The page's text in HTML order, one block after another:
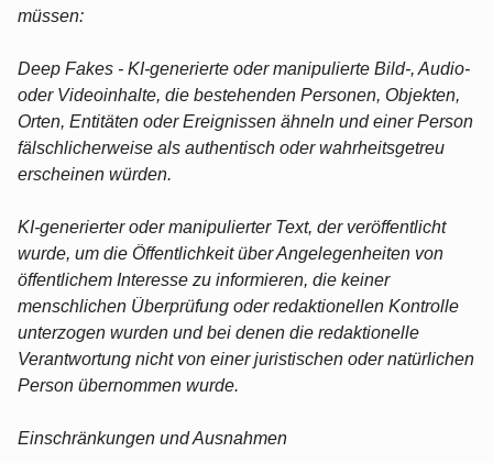
müssen:
Deep Fakes - KI-generierte oder manipulierte Bild-, Audio-
oder Videoinhalte, die bestehenden Personen, Objekten,
Orten, Entitäten oder Ereignissen ähneln und einer Person
fälschlicherweise als authentisch oder wahrheitsgetreu
erscheinen würden.
KI-generierter oder manipulierter Text, der veröffentlicht
wurde, um die Öffentlichkeit über Angelegenheiten von
öffentlichem Interesse zu informieren, die keiner
menschlichen Überprüfung oder redaktionellen Kontrolle
unterzogen wurden und bei denen die redaktionelle
Verantwortung nicht von einer juristischen oder natürlichen
Person übernommen wurde.
Einschränkungen und Ausnahmen